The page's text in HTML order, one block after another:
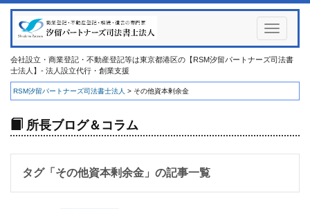
Toggle
会社設立・商業登記・不動産登記等は東京都港区の【RSM汐留パートナーズ司法書
士法人】- 法人設立代行・創業支援
RSM汐留パートナーズ司法書士法人 > その他資本剰余金
所長ブログ＆コラム
タグ「 その他資本剰余金 」の記事一覧